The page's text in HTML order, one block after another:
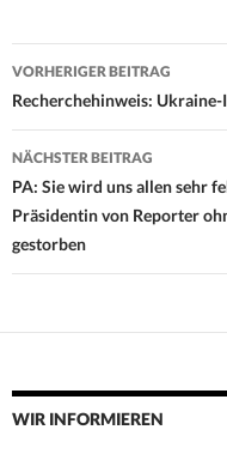
Beitrags-
Navigation
VORHERIGER BEITRAG
Recherchehinweis:
NÄCHSTER BEITRAG
PA: Sie wird uns allen sehr
Präsidentin von Reporter
gestorben
WIR INFORMIEREN